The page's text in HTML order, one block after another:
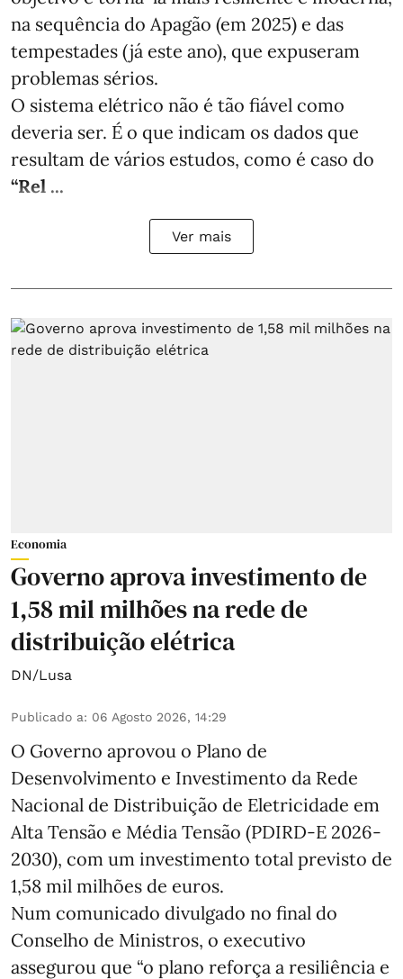
na sequência do Apagão (em 2025) e das
tempestades (já este ano), que expuseram
problemas sérios.
O sistema elétrico não é tão fiável como
deveria ser. É o que indicam os dados que
resultam de vários estudos, como é caso do
“Rel ...
Ver mais
Economia
Governo aprova investimento de
1,58 mil milhões na rede de
distribuição elétrica
DN/Lusa
Publicado a: 06 Agosto 2026, 14:29
O Governo aprovou o Plano de
Desenvolvimento e Investimento da Rede
Nacional de Distribuição de Eletricidade em
Alta Tensão e Média Tensão (PDIRD-E 2026-
2030), com um investimento total previsto de
1,58 mil milhões de euros.
Num comunicado divulgado no final do
Conselho de Ministros, o executivo
assegurou que “o plano reforça a resiliência e